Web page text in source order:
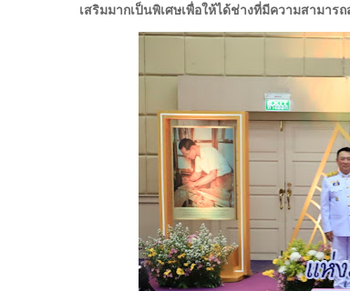
เสริมมากเป็นพิเศษเพื่อให้ได้ช่างที่มีความสามา